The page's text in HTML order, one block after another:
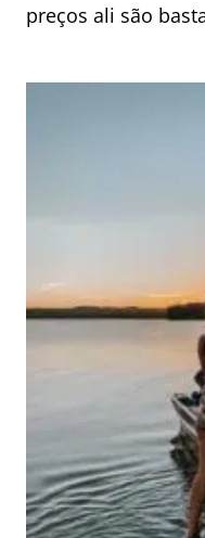
preços ali são